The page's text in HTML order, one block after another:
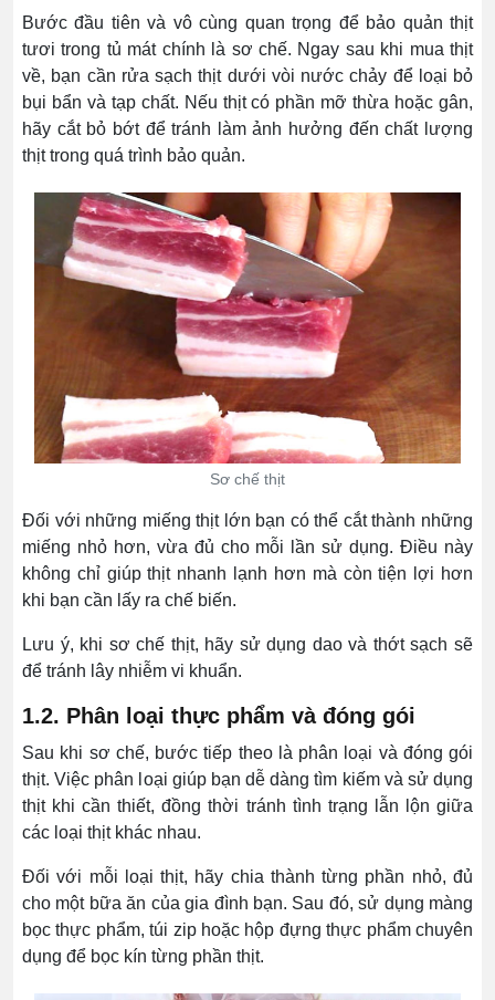
Bước đầu tiên và vô cùng quan trọng để bảo quản thịt
tươi trong tủ mát chính là sơ chế. Ngay sau khi mua thịt
về, bạn cần rửa sạch thịt dưới vòi nước chảy để loại bỏ
bụi bẩn và tạp chất. Nếu thịt có phần mỡ thừa hoặc gân,
hãy cắt bỏ bớt để tránh làm ảnh hưởng đến chất lượng
thịt trong quá trình bảo quản.
Sơ chế thịt
Đối với những miếng thịt lớn bạn có thể cắt thành những
miếng nhỏ hơn, vừa đủ cho mỗi lần sử dụng. Điều này
không chỉ giúp thịt nhanh lạnh hơn mà còn tiện lợi hơn
khi bạn cần lấy ra chế biến.
Lưu ý, khi sơ chế thịt, hãy sử dụng dao và thớt sạch sẽ
để tránh lây nhiễm vi khuẩn.
1.2. Phân loại thực phẩm và đóng gói
Sau khi sơ chế, bước tiếp theo là phân loại và đóng gói
thịt. Việc phân loại giúp bạn dễ dàng tìm kiếm và sử dụng
thịt khi cần thiết, đồng thời tránh tình trạng lẫn lộn giữa
các loại thịt khác nhau.
Đối với mỗi loại thịt, hãy chia thành từng phần nhỏ, đủ
cho một bữa ăn của gia đình bạn. Sau đó, sử dụng màng
bọc thực phẩm, túi zip hoặc hộp đựng thực phẩm chuyên
dụng để bọc kín từng phần thịt.